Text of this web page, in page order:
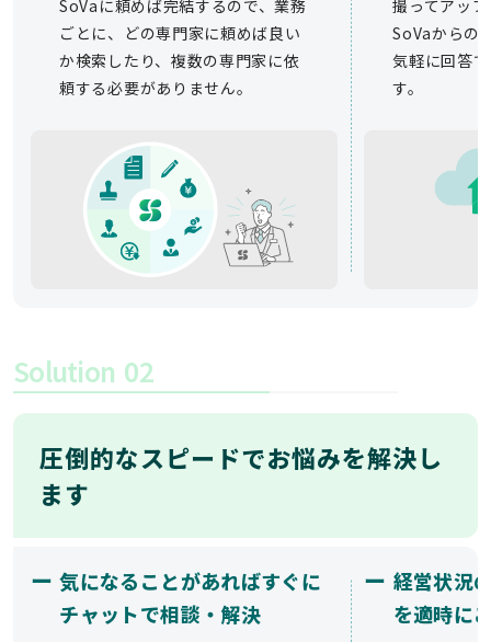
SoVaに頼めば完結するので、業務
ごとに、どの専門家に頼めば良い
か検索したり、複数の専門家に依
頼する必要がありません。
撮ってアッ
SoVaからの
気軽に回答
す。
Solution 02
圧倒的なスピードでお悩みを解決し
ます
ー 気になることがあればすぐに
チャットで相談・解決
ー 経営状況
を適時に